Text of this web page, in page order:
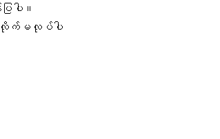
ပါ။
လိုက်မလုပ်ပါ